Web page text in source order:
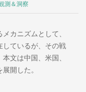
測＆洞察
カニズムとして、
しているが、その戦
文は中国、米国、
開した。